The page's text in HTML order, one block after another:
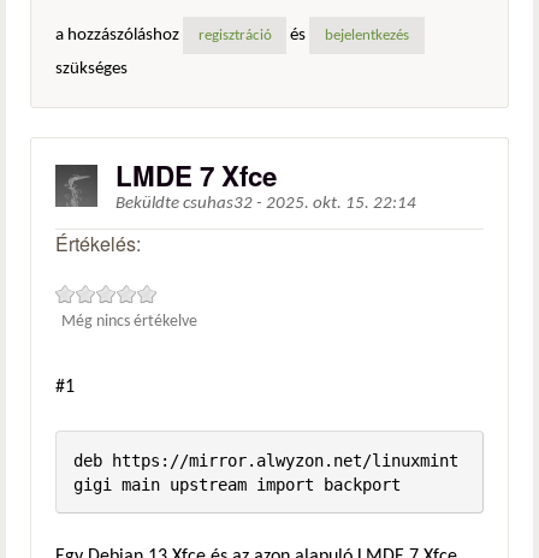
a hozzászóláshoz regisztráció és bejelentkezés
szükséges
LMDE 7 Xfce
Beküldte csuhas32 - 2025. okt. 15. 22:14
Értékelés:
Még nincs értékelve
#1
deb https://mirror.alwyzon.net/linuxmint
gigi main upstream import backport